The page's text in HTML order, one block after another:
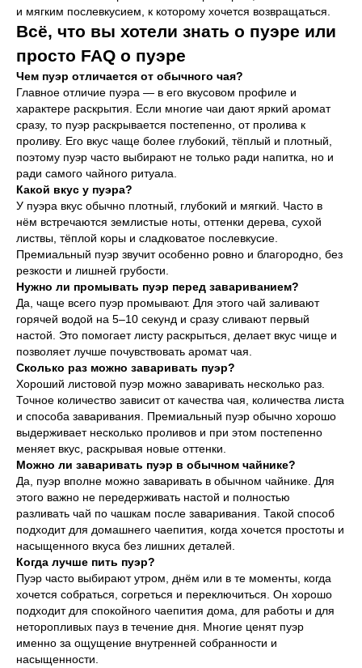
и мягким послевкусием, к которому хочется возвращаться.
Всё, что вы хотели знать о пуэре или
просто FAQ о пуэре
Чем пуэр отличается от обычного чая?
Главное отличие пуэра — в его вкусовом профиле и
характере раскрытия. Если многие чаи дают яркий аромат
сразу, то пуэр раскрывается постепенно, от пролива к
проливу. Его вкус чаще более глубокий, тёплый и плотный,
поэтому пуэр часто выбирают не только ради напитка, но и
ради самого чайного ритуала.
Какой вкус у пуэра?
У пуэра вкус обычно плотный, глубокий и мягкий. Часто в
нём встречаются землистые ноты, оттенки дерева, сухой
листвы, тёплой коры и сладковатое послевкусие.
Премиальный пуэр звучит особенно ровно и благородно, без
резкости и лишней грубости.
Нужно ли промывать пуэр перед завариванием?
Да, чаще всего пуэр промывают. Для этого чай заливают
горячей водой на 5–10 секунд и сразу сливают первый
настой. Это помогает листу раскрыться, делает вкус чище и
позволяет лучше почувствовать аромат чая.
Сколько раз можно заваривать пуэр?
Хороший листовой пуэр можно заваривать несколько раз.
Точное количество зависит от качества чая, количества листа
и способа заваривания. Премиальный пуэр обычно хорошо
выдерживает несколько проливов и при этом постепенно
меняет вкус, раскрывая новые оттенки.
Можно ли заваривать пуэр в обычном чайнике?
Да, пуэр вполне можно заваривать в обычном чайнике. Для
этого важно не передерживать настой и полностью
разливать чай по чашкам после заваривания. Такой способ
подходит для домашнего чаепития, когда хочется простоты и
насыщенного вкуса без лишних деталей.
Когда лучше пить пуэр?
Пуэр часто выбирают утром, днём или в те моменты, когда
хочется собраться, согреться и переключиться. Он хорошо
подходит для спокойного чаепития дома, для работы и для
неторопливых пауз в течение дня. Многие ценят пуэр
именно за ощущение внутренней собранности и
насыщенности.